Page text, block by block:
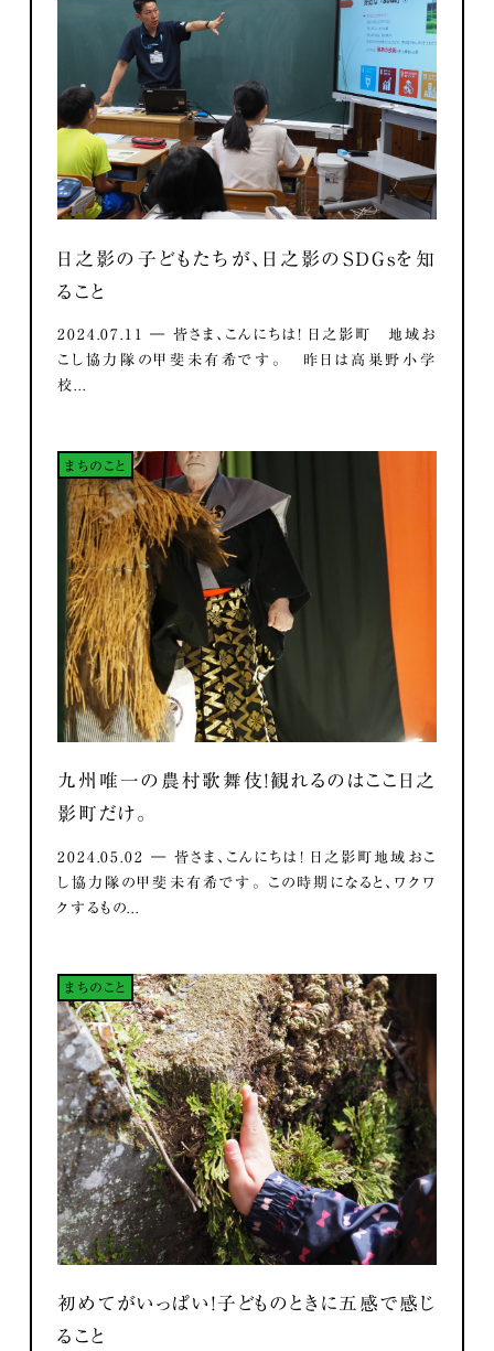
日之影の子どもたちが、日之影のSDGsを知
ること
2024.07.11 ― 皆さま、こんにちは！ 日之影町 地域お
こし協力隊の甲斐未有希です。 昨日は高巣野小学
校...
まちのこと
九州唯一の農村歌舞伎！観れるのはここ日之
影町だけ。
2024.05.02 ― 皆さま、こんにちは！ 日之影町地域おこ
し協力隊の甲斐未有希です。 この時期になると、ワクワ
クするもの...
まちのこと
初めてがいっぱい！子どものときに五感で感じ
ること